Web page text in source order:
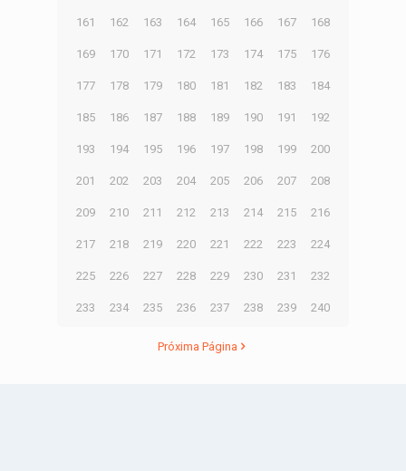
161 162 163 164 165 166 167 168
169 170 171 172 173 174 175 176
177 178 179 180 181 182 183 184
185 186 187 188 189 190 191 192
193 194 195 196 197 198 199 200
201 202 203 204 205 206 207 208
209 210 211 212 213 214 215 216
217 218 219 220 221 222 223 224
225 226 227 228 229 230 231 232
233 234 235 236 237 238 239 240
Próxima Página